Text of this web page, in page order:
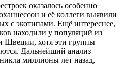
оказалось особенно
и её коллеги выявили
с экотипами. Ещё интереснее,
находили у популяций из
Швеции, хотя эти группы
Дальнейший анализ
миллионы лет назад,